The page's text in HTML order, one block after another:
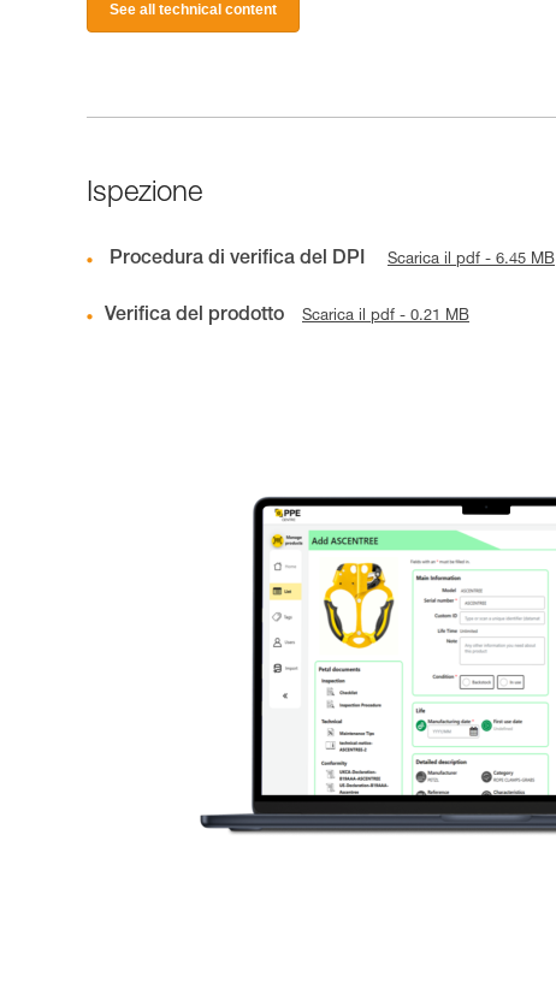
See all technical content
Ispezione
Procedura di verifica del DPI Scarica il pdf - 6.45 MB
Verifica del prodotto Scarica il pdf - 0.21 MB